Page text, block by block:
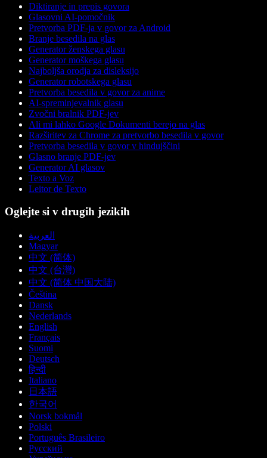
Diktiranje in prepis govora
Glasovni AI-pomočnik
Pretvorba PDF-ja v govor za Android
Branje besedila na glas
Generator ženskega glasu
Generator moškega glasu
Najboljša orodja za disleksijo
Generator robotskega glasu
Pretvorba besedila v govor za anime
AI-spreminjevalnik glasu
Zvočni bralnik PDF-jev
Ali mi lahko Google Dokumenti berejo na glas
Razširitev za Chrome za pretvorbo besedila v govor
Pretvorba besedila v govor v hindujščini
Glasno branje PDF-jev
Generator AI glasov
Texto a Voz
Leitor de Texto
Oglejte si v drugih jezikih
العربية
Magyar
中文 (简体)
中文 (台灣)
中文 (简体 中国大陆)
Čeština
Dansk
Nederlands
English
Français
Suomi
Deutsch
हिन्दी
Italiano
日本語
한국어
Norsk bokmål
Polski
Português Brasileiro
Русский